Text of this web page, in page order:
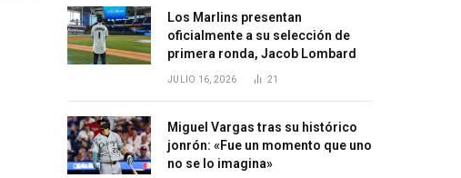
Los Marlins presentan
oficialmente a su selección de
primera ronda, Jacob Lombard
JULIO 16, 2026 21
Miguel Vargas tras su histórico
jonrón: «Fue un momento que uno
no se lo imagina»